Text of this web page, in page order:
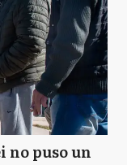
no puso un